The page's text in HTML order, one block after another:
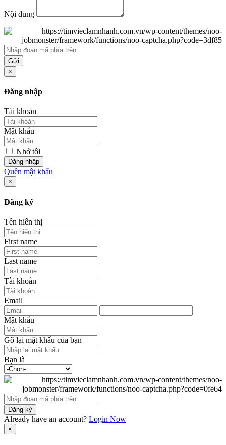
Nội dung
Gửi
×
Đăng nhập
Tài khoản
Mật khẩu
Nhớ tôi
Đăng nhập
Quên mật khẩu
×
Đăng ký
Tên hiển thị
First name
Last name
Tài khoản
Email
Mật khẩu
Gõ lại mật khẩu của bạn
Bạn là
Đăng ký
Already have an account? Login Now
×